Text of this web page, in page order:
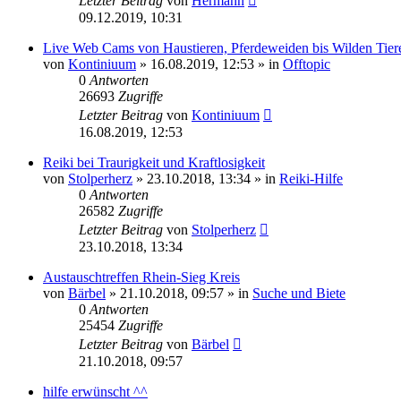
09.12.2019, 10:31
Live Web Cams von Haustieren, Pferdeweiden bis Wilden
von Kontiniuum » 16.08.2019, 12:53 » in Offtopic
0 Antworten
26693 Zugriffe
Letzter Beitrag von Kontiniuum
16.08.2019, 12:53
Reiki bei Traurigkeit und Kraftlosigkeit
von Stolperherz » 23.10.2018, 13:34 » in Reiki-Hilfe
0 Antworten
26582 Zugriffe
Letzter Beitrag von Stolperherz
23.10.2018, 13:34
Austauschtreffen Rhein-Sieg Kreis
von Bärbel » 21.10.2018, 09:57 » in Suche und Biete
0 Antworten
25454 Zugriffe
Letzter Beitrag von Bärbel
21.10.2018, 09:57
hilfe erwünscht ^^